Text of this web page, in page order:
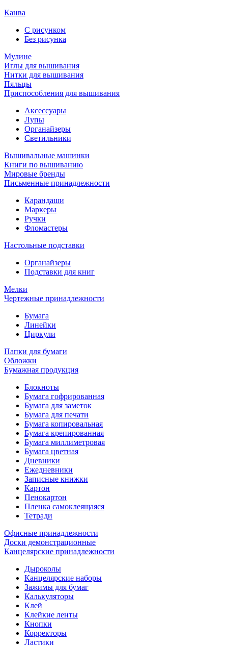
Канва
С рисунком
Без рисунка
Мулине
Иглы для вышивания
Нитки для вышивания
Пяльцы
Приспособления для вышивания
Аксессуары
Лупы
Органайзеры
Светильники
Вышивальные машинки
Книги по вышиванию
Мировые бренды
Письменные принадлежности
Карандаши
Маркеры
Ручки
Фломастеры
Настольные подставки
Органайзеры
Подставки для книг
Мелки
Чертежные принадлежности
Бумага
Линейки
Циркули
Папки для бумаги
Обложки
Бумажная продукция
Блокноты
Бумага гофрированная
Бумага для заметок
Бумага для печати
Бумага копировальная
Бумага крепированная
Бумага миллиметровая
Бумага цветная
Дневники
Ежедневники
Записные книжки
Картон
Пенокартон
Пленка самоклеящаяся
Тетради
Офисные принадлежности
Доски демонстрационные
Канцелярские принадлежности
Дыроколы
Канцелярские наборы
Зажимы для бумаг
Калькуляторы
Клей
Клейкие ленты
Кнопки
Корректоры
Ластики